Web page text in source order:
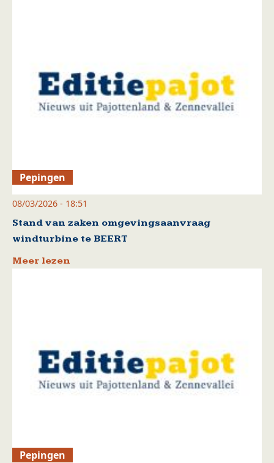
Pepingen
08/03/2026 - 18:51
Stand van zaken omgevingsaanvraag
windturbine te BEERT
Meer lezen
Pepingen